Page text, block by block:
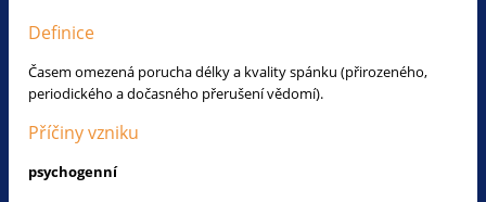
Definice
Časem omezená porucha délky a kvality spánku (přirozeného,
periodického a dočasného přerušení vědomí).
Příčiny vzniku
psychogenní